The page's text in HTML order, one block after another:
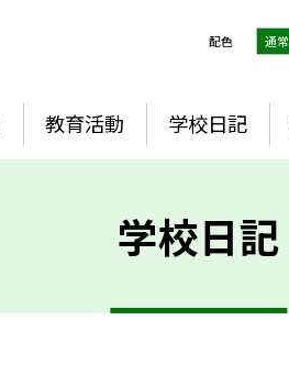
配色 通常
教育活動 学校日記
学校日記